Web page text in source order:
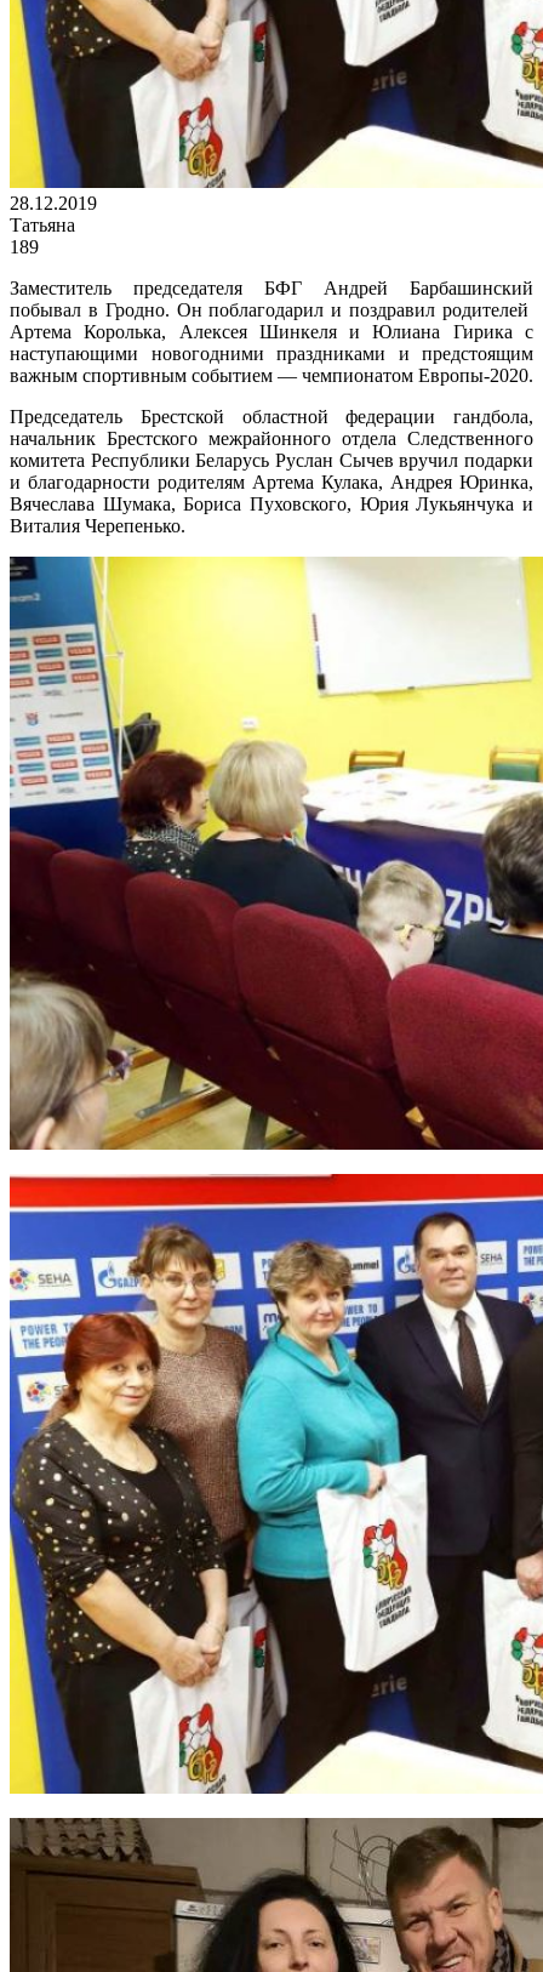
28.12.2019
Татьяна
189
Заместитель председателя БФГ Андрей Барбашинский
побывал в Гродно. Он поблагодарил и поздравил родителей
Артема Королька, Алексея Шинкеля и Юлиана Гирика с
наступающими новогодними праздниками и предстоящим
важным спортивным событием — чемпионатом Европы-2020.
Председатель Брестской областной федерации гандбола,
начальник Брестского межрайонного отдела Следственного
комитета Республики Беларусь Руслан Сычев вручил подарки
и благодарности родителям Артема Кулака, Андрея Юринка,
Вячеслава Шумака, Бориса Пуховского, Юрия Лукьянчука и
Виталия Черепенько.